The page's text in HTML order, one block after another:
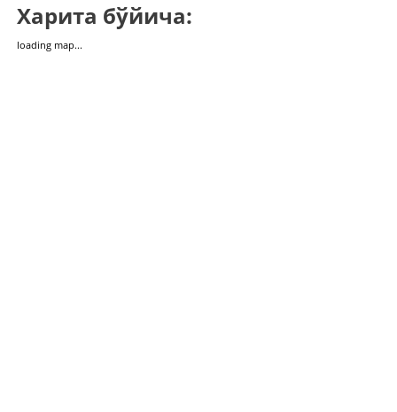
Харита бўйича:
loading map...